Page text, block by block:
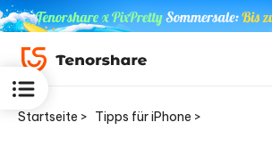
Startseite > Tipps für iPhone >